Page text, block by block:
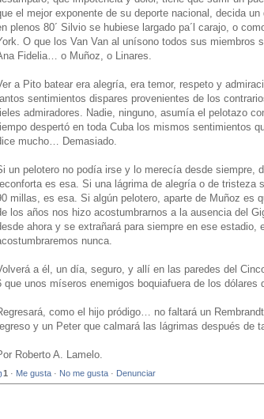
el mejor exponente de su deporte nacional, decida
plenos 80´ Silvio se hubiese largado pa´l carajo, o
O que los Van Van al unísono todos sus miembros
Fidelia… o Muñoz, o Linares.
a Pito batear era alegría, era temor, respeto y
sentimientos dispares provenientes de los
admiradores. Nadie, ninguno, asumía el pelotazo
despertó en toda Cuba los mismos sentimientos
mucho… Demasiado.
un pelotero no podía irse y lo merecía desde siempre,
es esa. Si una lágrima de alegría o de tristeza
millas, es esa. Si algún pelotero, aparte de Muñoz es
los años nos hizo acostumbrarnos a la ausencia del
ahora y se extrañará para siempre en ese
nunca.
a él, un día, seguro, y allí en las paredes del
que unos míseros enemigos boquiafuera de los dólares
como el hijo pródigo… no faltará un
y un Peter que calmará las lágrimas después de
Roberto A. Lamelo.
1 · Me gusta · No me gusta · Denunciar